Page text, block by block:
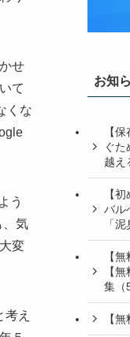
せ
て
くな
う
、気
変
え
お知
【
ぐ
越え
【
バル
「
【
【
集（
【